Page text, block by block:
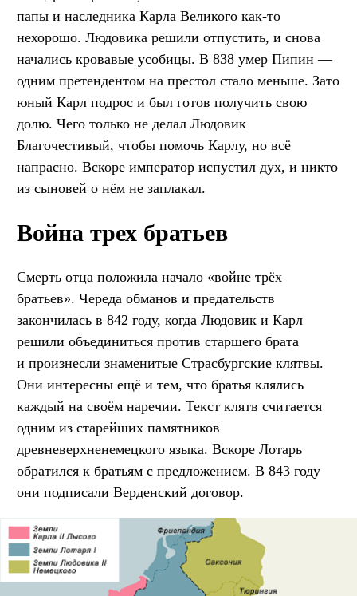
папы и наследника Карла Великого как-то
нехорошо. Людовика решили отпустить, и снова
начались кровавые усобицы. В 838 умер Пипин —
одним претендентом на престол стало меньше. Зато
юный Карл подрос и был готов получить свою
долю. Чего только не делал Людовик
Благочестивый, чтобы помочь Карлу, но всё
напрасно. Вскоре император испустил дух, и никто
из сыновей о нём не заплакал.
Война трех братьев
Смерть отца положила начало «войне трёх
братьев». Череда обманов и предательств
закончилась в 842 году, когда Людовик и Карл
решили объединиться против старшего брата
и произнесли знаменитые Страсбургские клятвы.
Они интересны ещё и тем, что братья клялись
каждый на своём наречии. Текст клятв считается
одним из старейших памятников
древневерхненемецкого языка. Вскоре Лотарь
обратился к братьям с предложением. В 843 году
они подписали Верденский договор.